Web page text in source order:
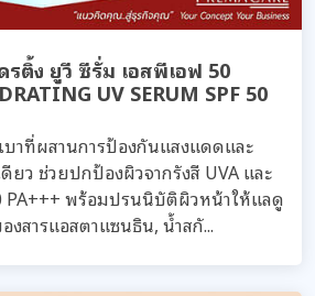
รติ้ง ยูวี ซีรั่ม เอสพีเอฟ 50
UV SERUM SPF 50
าที่ผสานการป้องกันแสงแดดและ
ยว ช่วยปกป้องผิวจากรังสี UVA และ
PA+++ พร้อมปรนนิบัติผิวหน้าให้แลดู
สารแอสตาแซนธิน, น้ำสกั...